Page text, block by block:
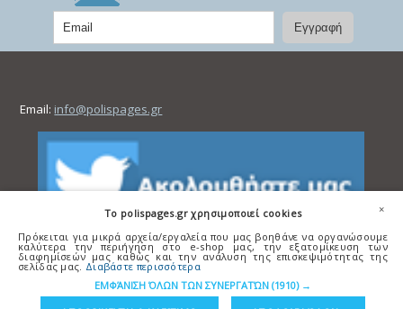
Email: info@polispages.gr
×
To polispages.gr χρησιμοποιεί cookies
Πρόκειται για μικρά αρχεία/εργαλεία που μας βοηθάνε να οργανώσουμε
καλύτερα την περιήγηση στο e-shop μας, την εξατομίκευση των
διαφημίσεών μας καθώς και την ανάλυση της επισκεψιμότητας της
σελίδας μας. Διαβάστε περισσότερα
ΕΜΦΆΝΙΣΗ ΌΛΩΝ ΤΩΝ ΣΥΝΕΡΓΑΤΏΝ (1910) →